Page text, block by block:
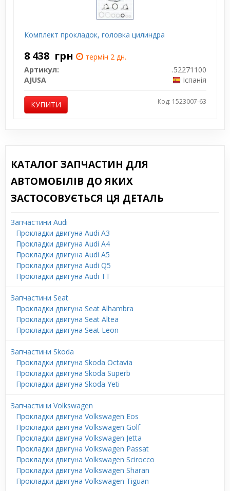
Комплект прокладок, головка цилиндра
8 438 грн
термін 2 дн.
Артикул:
.52271100
AJUSA
Іспанія
КУПИТИ Код: 1523007-63
КАТАЛОГ ЗАПЧАСТИН ДЛЯ
АВТОМОБІЛІВ ДО ЯКИХ
ЗАСТОСОВУЄТЬСЯ ЦЯ ДЕТАЛЬ
Запчастини Audi
Прокладки двигуна Audi A3
Прокладки двигуна Audi A4
Прокладки двигуна Audi A5
Прокладки двигуна Audi Q5
Прокладки двигуна Audi TT
Запчастини Seat
Прокладки двигуна Seat Alhambra
Прокладки двигуна Seat Altea
Прокладки двигуна Seat Leon
Запчастини Skoda
Прокладки двигуна Skoda Octavia
Прокладки двигуна Skoda Superb
Прокладки двигуна Skoda Yeti
Запчастини Volkswagen
Прокладки двигуна Volkswagen Eos
Прокладки двигуна Volkswagen Golf
Прокладки двигуна Volkswagen Jetta
Прокладки двигуна Volkswagen Passat
Прокладки двигуна Volkswagen Scirocco
Прокладки двигуна Volkswagen Sharan
Прокладки двигуна Volkswagen Tiguan